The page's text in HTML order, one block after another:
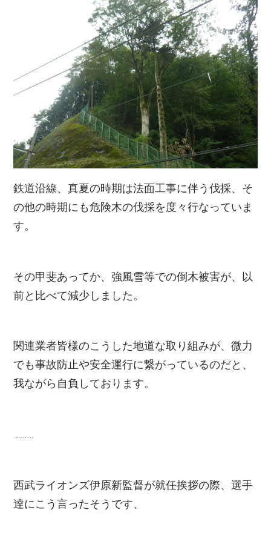
鉄道沿線、真夏の時期は法面工事に伴う伐採、そ
の他の時期にも危険木の伐採を度々行なっていま
す。
その甲斐あってか、強風雪等での倒木被害が、以
前と比べて減少しました。
関連業者皆様のこうした地道な取り組みが、微力
でも事故防止や安全運行に繋がっているのだと、
我ながら自負しております。
………
西武ライオンズ伊原新監督が就任挨拶の際、選手
逹にこう言ったそうです、